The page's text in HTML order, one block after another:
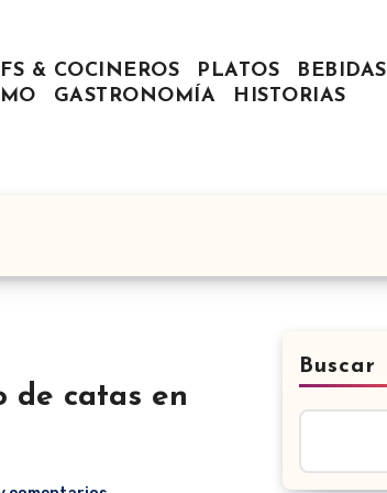
& COCINEROS PLATOS
BEBIDAS
GASTRONOMÍA HISTORIAS
de catas en
Buscar